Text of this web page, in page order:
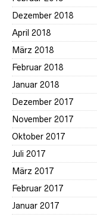
Dezember 2018
April 2018
März 2018
Februar 2018
Januar 2018
Dezember 2017
November 2017
Oktober 2017
Juli 2017
März 2017
Februar 2017
Januar 2017